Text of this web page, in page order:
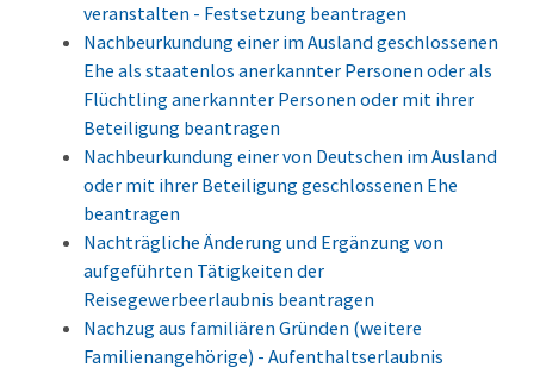
veranstalten - Festsetzung beantragen
Nachbeurkundung einer im Ausland geschlossenen
Ehe als staatenlos anerkannter Personen oder als
Flüchtling anerkannter Personen oder mit ihrer
Beteiligung beantragen
Nachbeurkundung einer von Deutschen im Ausland
oder mit ihrer Beteiligung geschlossenen Ehe
beantragen
Nachträgliche Änderung und Ergänzung von
aufgeführten Tätigkeiten der
Reisegewerbeerlaubnis beantragen
Nachzug aus familiären Gründen (weitere
Familienangehörige) - Aufenthaltserlaubnis